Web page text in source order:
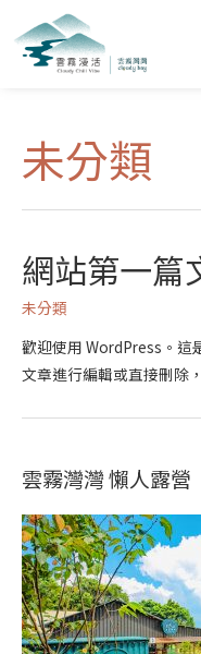
未分類
網站第一篇
未分類
歡迎使用 WordPress。這
文章進行編輯或直接刪除
雲霧灣灣 懶人露營